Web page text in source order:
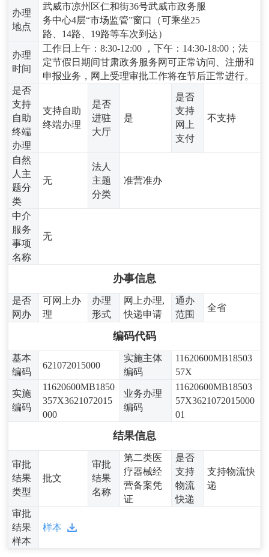
办理
地点
武威市凉州区仁和街36号武威市政务服
务中心4层“市场监管”窗口（可乘坐25
路、14路、19路等车次到达）
办理
时间
工作日上午：8:30-12:00 ，下午：14:30-18:00；法
定节假日期间甘肃政务服务网可正常访问、注册和
申报业务，网上受理审批工作将在节后正常进行。
是否
支持
自助
终端
办理
支持自助
终端办理
是否
进驻
大厅
是
是否
支持
网上
支付
不支持
自然
人主
题分
类
无
法人
主题
分类
准营准办
中介
服务
事项
名称
无
办事信息
是否
网办
可网上办
理
办理
形式
网上办理,
快递申请
通办
范围
全省
编码代码
基本
编码
621072015000
实施主体
编码
11620600MB18503
57X
实施
编码
11620600MB1850
357X3621072015
000
业务办理
编码
11620600MB18503
57X3621072015000
01
结果信息
审批
结果
类型
批文
审批
结果
名称
第二类医
疗器械经
营备案凭
证
是否
支持
物流
快递
支持物流快
递
审批
结果
样本
样本